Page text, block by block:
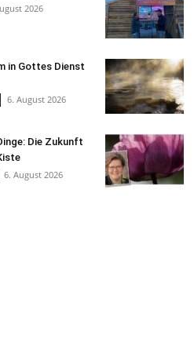
2026
in Gottes Dienst
6. August 2026
Die Zukunft
6. August 2026